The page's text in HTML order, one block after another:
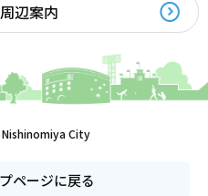
辺案内
City
ページに戻る